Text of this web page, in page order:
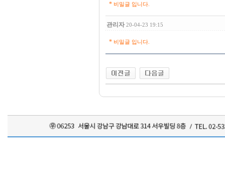
* 비밀글 입니다.
관리자 20-04-23 19:15
* 비밀글 입니다.